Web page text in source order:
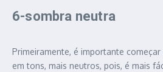
6-sombra neutra
Primeiramente, é importante
em tons, mais neutros, pois, é mais